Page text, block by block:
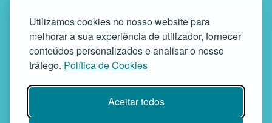
Utilizamos cookies no nosso website para
melhorar a sua experiência de utilizador, fornecer
conteúdos personalizados e analisar o nosso
tráfego. Política de Cookies
Aceitar todos
SIGA-NOS
GAF | Gabinete de Atendimento à Família
Rua da Bandeira, 342 | 4900-561 Viana do Castelo | tel +351 258
Instituição Particular de Solidariedade Social | Inscrição nº 58/96